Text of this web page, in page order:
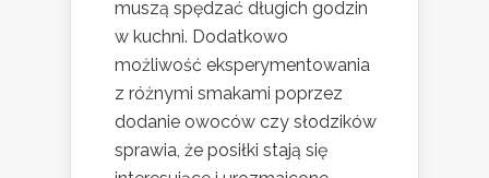
muszą spędzać długich godzin
w kuchni. Dodatkowo
możliwość eksperymentowania
z różnymi smakami poprzez
dodanie owoców czy słodzików
sprawia, że posiłki stają się